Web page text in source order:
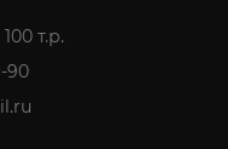
т.р.
90